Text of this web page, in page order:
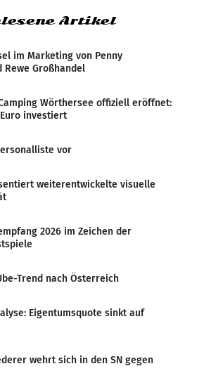
Artikel
im Marketing von Penny
Großhandel
Wörthersee offiziell eröffnet:
investiert
vor
weiterentwickelte visuelle
2026 im Zeichen der
Trend nach Österreich
Eigentumsquote sinkt auf
wehrt sich in den SN gegen